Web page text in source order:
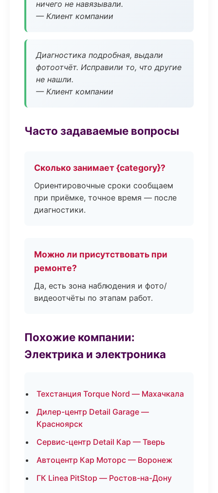
ничего не навязывали.
— Клиент компании
Диагностика подробная, выдали
фотоотчёт. Исправили то, что другие
не нашли.
— Клиент компании
Часто задаваемые вопросы
Сколько занимает {category}?
Ориентировочные сроки сообщаем
при приёмке, точное время — после
диагностики.
Можно ли присутствовать при
ремонте?
Да, есть зона наблюдения и фото/
видеоотчёты по этапам работ.
Похожие компании:
Электрика и электроника
Техстанция Torque Nord — Махачкала
Дилер-центр Detail Garage —
Красноярск
Сервис-центр Detail Кар — Тверь
Автоцентр Кар Моторс — Воронеж
ГК Linea PitStop — Ростов-на-Дону